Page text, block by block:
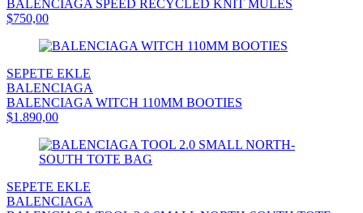
BALENCIAGA SPEED RECYCLED KNIT MULES
$750,00
SEPETE EKLE
BALENCIAGA
BALENCIAGA WITCH 110MM BOOTIES
$1.890,00
SEPETE EKLE
BALENCIAGA